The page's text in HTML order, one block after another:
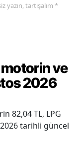
yazın, tartışalım *
motorin ve
2026
82,04 TL, LPG
tarihli güncel